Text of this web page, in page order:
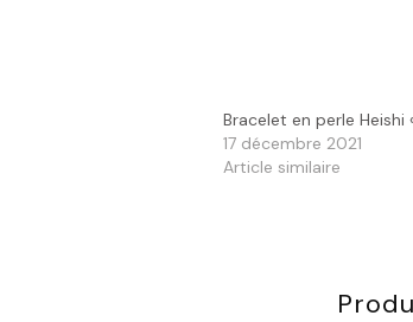
Bracelet en perle Heishi
17 décembre 2021
Article similaire